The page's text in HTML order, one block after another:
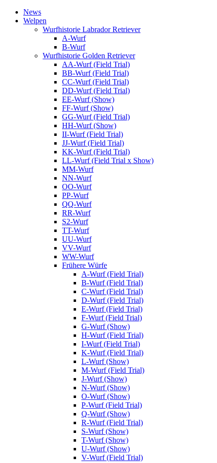
News
Welpen
Wurfhistorie Labrador Retriever
A-Wurf
B-Wurf
Wurfhistorie Golden Retriever
AA-Wurf (Field Trial)
BB-Wurf (Field Trial)
CC-Wurf (Field Trial)
DD-Wurf (Field Trial)
EE-Wurf (Show)
FF-Wurf (Show)
GG-Wurf (Field Trial)
HH-Wurf (Show)
II-Wurf (Field Trial)
JJ-Wurf (Field Trial)
KK-Wurf (Field Trial)
LL-Wurf (Field Trial x Show)
MM-Wurf
NN-Wurf
OO-Wurf
PP-Wurf
QQ-Wurf
RR-Wurf
S2-Wurf
TT-Wurf
UU-Wurf
VV-Wurf
WW-Wurf
Frühere Würfe
A-Wurf (Field Trial)
B-Wurf (Field Trial)
C-Wurf (Field Trial)
D-Wurf (Field Trial)
E-Wurf (Field Trial)
F-Wurf (Field Trial)
G-Wurf (Show)
H-Wurf (Field Trial)
I-Wurf (Field Trial)
K-Wurf (Field Trial)
L-Wurf (Show)
M-Wurf (Field Trial)
J-Wurf (Show)
N-Wurf (Show)
O-Wurf (Show)
P-Wurf (Field Trial)
Q-Wurf (Show)
R-Wurf (Field Trial)
S-Wurf (Show)
T-Wurf (Show)
U-Wurf (Show)
V-Wurf (Field Trial)